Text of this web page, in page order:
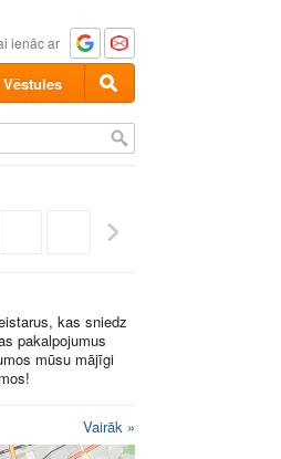
ienāc ar
Vēstules
kas sniedz
pakalpojumus
mūsu mājīgi
Vairāk »